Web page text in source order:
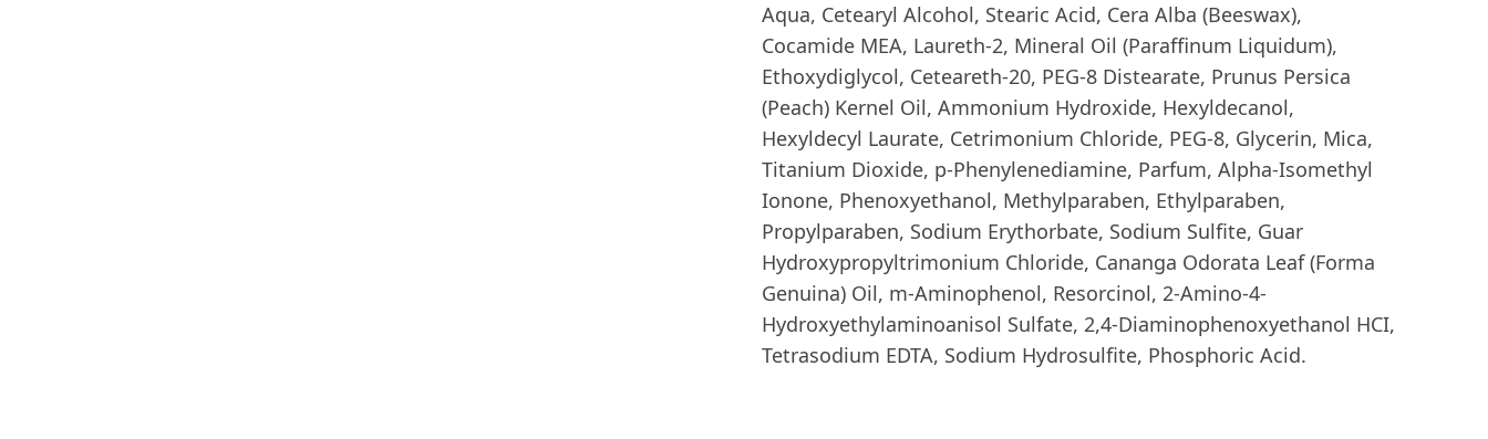
Aqua, Cetearyl Alcohol, Stearic Acid, Cera Alba (Beeswax),
Cocamide MEA, Laureth-2, Mineral Oil (Paraffinum Liquidum),
Ethoxydiglycol, Ceteareth-20, PEG-8 Distearate, Prunus Persica
(Peach) Kernel Oil, Ammonium Hydroxide, Hexyldecanol,
Hexyldecyl Laurate, Cetrimonium Chloride, PEG-8, Glycerin, Mica,
Titanium Dioxide, p-Phenylenediamine, Parfum, Alpha-Isomethyl
Ionone, Phenoxyethanol, Methylparaben, Ethylparaben,
Propylparaben, Sodium Erythorbate, Sodium Sulfite, Guar
Hydroxypropyltrimonium Chloride, Cananga Odorata Leaf (Forma
Genuina) Oil, m-Aminophenol, Resorcinol, 2-Amino-4-
Hydroxyethylaminoanisol Sulfate, 2,4-Diaminophenoxyethanol HCI,
Tetrasodium EDTA, Sodium Hydrosulfite, Phosphoric Acid.